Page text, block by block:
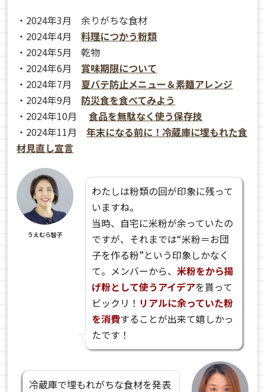
・2024年3月 余りがちな食材
・2024年4月料理につかう粉類
・2024年5月 乾物
・2024年6月 賞味期限について
・2024年7月 夏バテ防止メニュー＆素麺アレンジ
・2024年9月 防災食を食べてみよう
・2024年10月食品を無駄なく使う保存技
・2024年11月年末になる前に！冷蔵庫に埋もれた食
材見直し宣言
うえむら智子
わたしは粉類の回が印象に残って
いますね。
当時、自宅に米粉が余っていたの
ですが、それまでは“米粉＝お団
子を作る粉”という印象しかなく
て。メンバーから、米粉をから揚
げ粉として使うアイデアを貰って
ビックリ！ リアルに余っていた粉
を消費することが出来て嬉しかっ
たです！
冷蔵庫で埋もれがちな食材を発表